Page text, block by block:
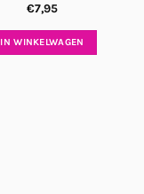
€7,95
IN WINKELWAGEN